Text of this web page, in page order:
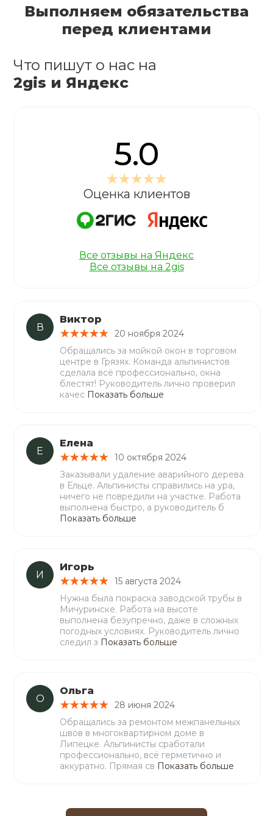
Выполняем обязательства
перед клиентами
В
Виктор
20 ноября 2024
Обращались за мойкой окон в торговом
центре в Грязях. Команда альпинистов
сделала всё профессионально, окна
блестят! Руководитель лично проверил
качес Показать больше
Е
Елена
10 октября 2024
Заказывали удаление аварийного дерева
в Ельце. Альпинисты справились на ура,
ничего не повредили на участке. Работа
выполнена быстро, а руководитель б
Показать больше
И
Игорь
15 августа 2024
Нужна была покраска заводской трубы в
Мичуринске. Работа на высоте
выполнена безупречно, даже в сложных
погодных условиях. Руководитель лично
следил з Показать больше
О
Ольга
28 июня 2024
Обращались за ремонтом межпанельных
швов в многоквартирном доме в
Липецке. Альпинисты сработали
профессионально, всё герметично и
аккуратно. Прямая св Показать больше
Что пишут о нас на
2gis и Яндекс
5.0
Оценка клиентов
Все отзывы на Яндекс
Все отзывы на 2gis